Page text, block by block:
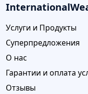
Услуги и Продукты
Суперпредложения
О нас
Гарантии и оплата
Отзывы